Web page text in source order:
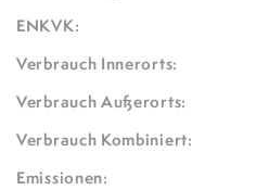
ENKVK:
Verbrauch Innerorts:
Verbrauch Außerorts:
Verbrauch Kombiniert:
Emissionen: